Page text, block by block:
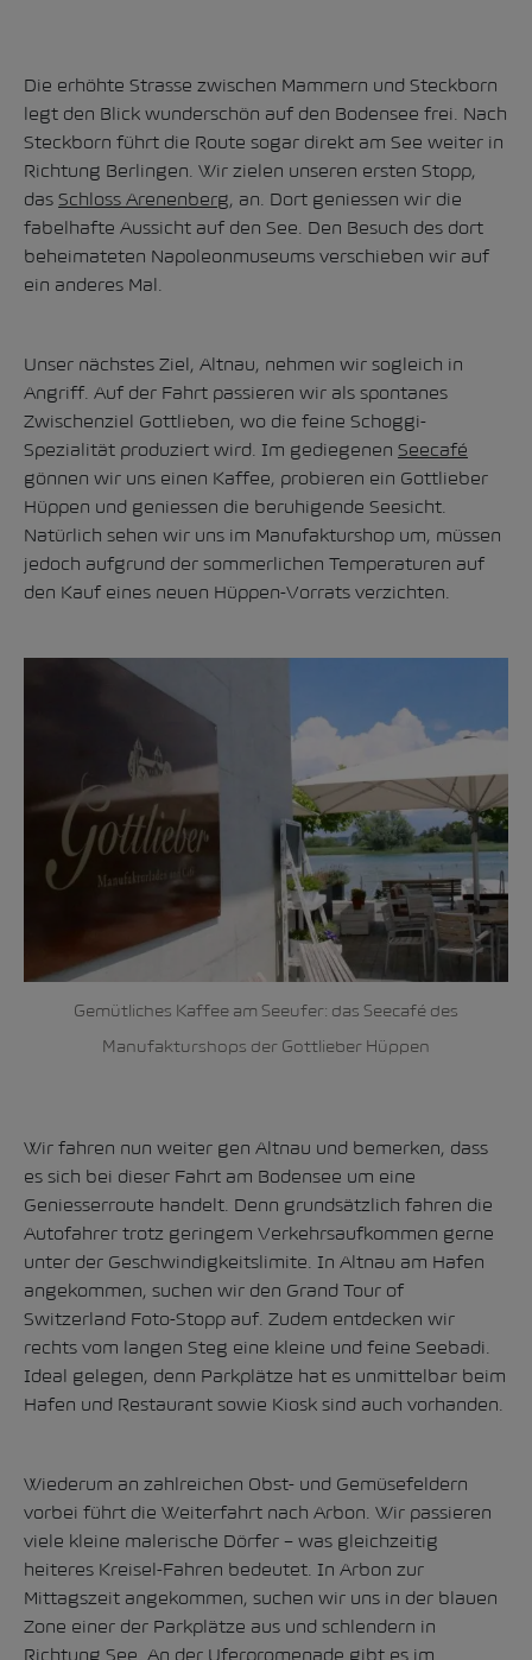
Die erhöhte Strasse zwischen Mammern und Steckborn
legt den Blick wunderschön auf den Bodensee frei. Nach
Steckborn führt die Route sogar direkt am See weiter in
Richtung Berlingen. Wir zielen unseren ersten Stopp,
das Schloss Arenenberg, an. Dort geniessen wir die
fabelhafte Aussicht auf den See. Den Besuch des dort
beheimateten Napoleonmuseums verschieben wir auf
ein anderes Mal.
Unser nächstes Ziel, Altnau, nehmen wir sogleich in
Angriff. Auf der Fahrt passieren wir als spontanes
Zwischenziel Gottlieben, wo die feine Schoggi-
Spezialität produziert wird. Im gediegenen Seecafé
gönnen wir uns einen Kaffee, probieren ein Gottlieber
Hüppen und geniessen die beruhigende Seesicht.
Natürlich sehen wir uns im Manufakturshop um, müssen
jedoch aufgrund der sommerlichen Temperaturen auf
den Kauf eines neuen Hüppen-Vorrats verzichten.
Gemütliches Kaffee am Seeufer: das Seecafé des
Manufakturshops der Gottlieber Hüppen
Wir fahren nun weiter gen Altnau und bemerken, dass
es sich bei dieser Fahrt am Bodensee um eine
Geniesserroute handelt. Denn grundsätzlich fahren die
Autofahrer trotz geringem Verkehrsaufkommen gerne
unter der Geschwindigkeitslimite. In Altnau am Hafen
angekommen, suchen wir den Grand Tour of
Switzerland Foto-Stopp auf. Zudem entdecken wir
rechts vom langen Steg eine kleine und feine Seebadi.
Ideal gelegen, denn Parkplätze hat es unmittelbar beim
Hafen und Restaurant sowie Kiosk sind auch vorhanden.
Wiederum an zahlreichen Obst- und Gemüsefeldern
vorbei führt die Weiterfahrt nach Arbon. Wir passieren
viele kleine malerische Dörfer – was gleichzeitig
heiteres Kreisel-Fahren bedeutet. In Arbon zur
Mittagszeit angekommen, suchen wir uns in der blauen
Zone einer der Parkplätze aus und schlendern in
Richtung See. An der Uferpromenade gibt es im